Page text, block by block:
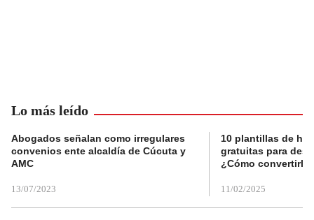
Lo más leído
Abogados señalan como irregulares
convenios ente alcaldía de Cúcuta y
AMC
13/07/2023
10 plantillas de
gratuitas para
¿Cómo convertirla
11/02/2025